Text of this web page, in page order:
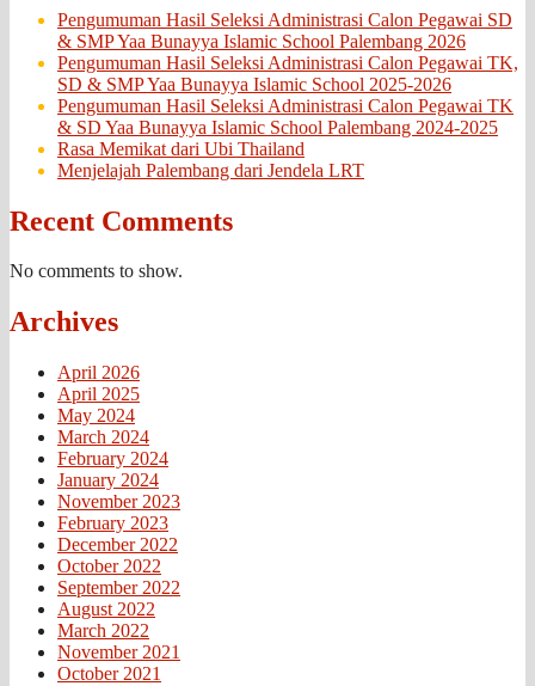
Pengumuman Hasil Seleksi Administrasi Calon Pegawai SD
& SMP Yaa Bunayya Islamic School Palembang 2026
Pengumuman Hasil Seleksi Administrasi Calon Pegawai TK,
SD & SMP Yaa Bunayya Islamic School 2025-2026
Pengumuman Hasil Seleksi Administrasi Calon Pegawai TK
& SD Yaa Bunayya Islamic School Palembang 2024-2025
Rasa Memikat dari Ubi Thailand
Menjelajah Palembang dari Jendela LRT
Recent Comments
No comments to show.
Archives
April 2026
April 2025
May 2024
March 2024
February 2024
January 2024
November 2023
February 2023
December 2022
October 2022
September 2022
August 2022
March 2022
November 2021
October 2021